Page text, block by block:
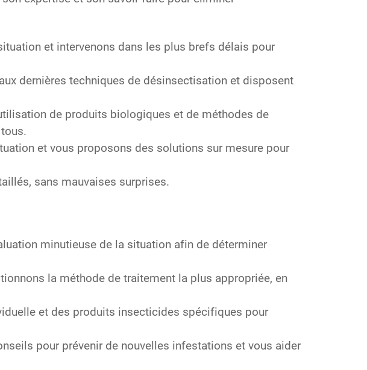
et intervenons dans les plus brefs délais pour
dernières techniques de désinsectisation et disposent
de produits biologiques et de méthodes de
et vous proposons des solutions sur mesure pour
sans mauvaises surprises.
minutieuse de la situation afin de déterminer
la méthode de traitement la plus appropriée, en
et des produits insecticides spécifiques pour
pour prévenir de nouvelles infestations et vous aider